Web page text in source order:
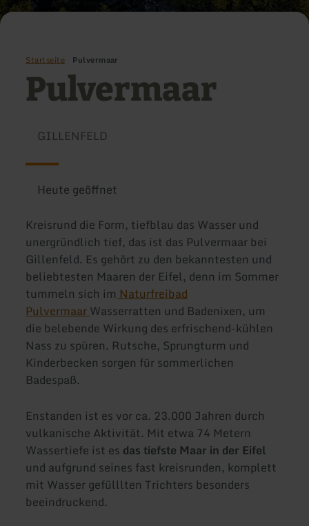
Startseite Pulvermaar
Pulvermaar
GILLENFELD
Heute geöffnet
Kreisrund die Form, tiefblau das Wasser und
unergründlich tief, das ist das Pulvermaar bei
Gillenfeld. Es gehört zu den bekanntesten und
beliebtesten Maaren der Eifel, denn im Sommer
tummeln sich imNaturfreibad
PulvermaarWasserratten und Badenixen, um
die belebende Wirkung des erfrischend-kühlen
Nass zu spüren. Rutsche, Sprungturm und
Kinderbecken sorgen für sommerlichen
Badespaß.
Enstanden ist es vor ca. 23.000 Jahren durch
vulkanische Aktivität. Mit etwa 74 Metern
Wassertiefe ist es das tiefste Maar in der Eifel
und aufgrund seines fast kreisrunden, komplett
mit Wasser gefülllten Trichters besonders
beeindruckend.